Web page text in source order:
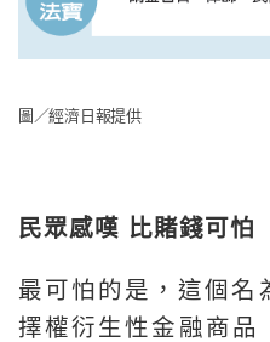
圖／經濟日報提供
民眾感嘆 比賭錢可怕
最可怕的是，這個名
擇權衍生性金融商品